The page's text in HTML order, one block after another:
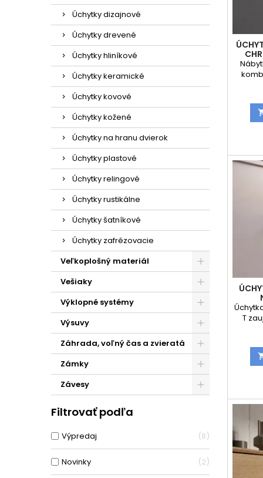
Úchytky dizajnové
Úchytky drevené
Úchytky hliníkové
Úchytky keramické
Úchytky kovové
Úchytky kožené
Úchytky na hranu dvierok
Úchytky plastové
Úchytky relingové
Úchytky rustikálne
Úchytky šatníkové
Úchytky zafrézovacie
Veľkoplošný materiál
Vešiaky
Výklopné systémy
Výsuvy
Záhrada, voľný čas a zvieratá
Zámky
Závesy
Filtrovať podľa
Výpredaj 8
Novinky 2
T